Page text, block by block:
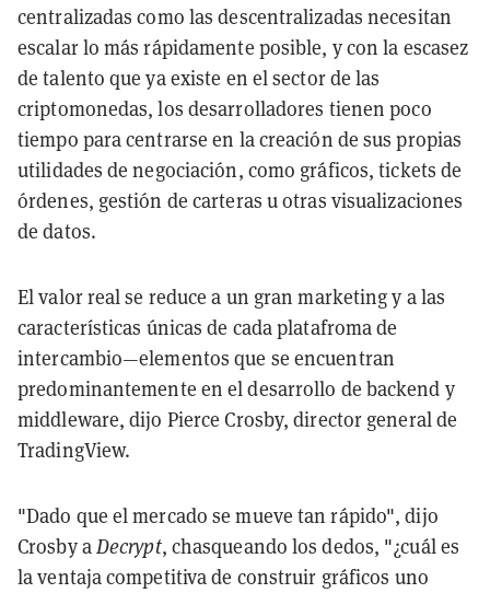
centralizadas como las descentralizadas necesitan
escalar lo más rápidamente posible, y con la escasez
de talento que ya existe en el sector de las
criptomonedas, los desarrolladores tienen poco
tiempo para centrarse en la creación de sus propias
utilidades de negociación, como gráficos, tickets de
órdenes, gestión de carteras u otras visualizaciones
de datos.
El valor real se reduce a un gran marketing y a las
características únicas de cada platafroma de
intercambio—elementos que se encuentran
predominantemente en el desarrollo de backend y
middleware, dijo Pierce Crosby, director general de
TradingView.
"Dado que el mercado se mueve tan rápido", dijo
Crosby aDecrypt, chasqueando los dedos, "¿cuál es
la ventaja competitiva de construir gráficos uno